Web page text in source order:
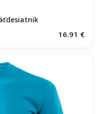
16.91 €